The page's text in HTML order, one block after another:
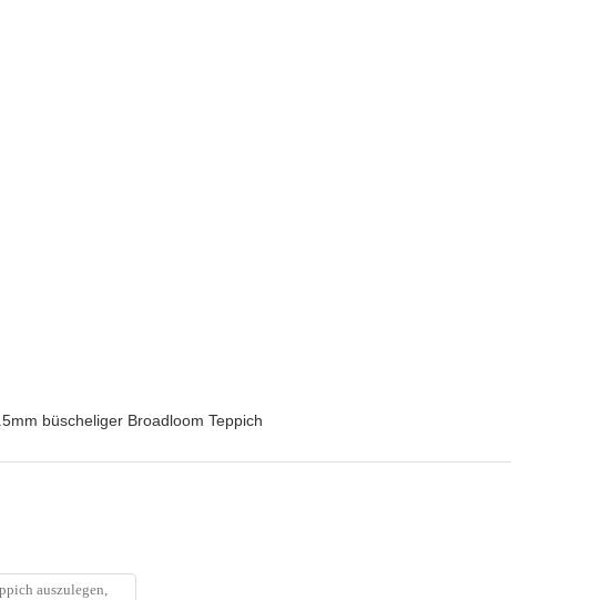
büscheliger Broadloom Teppich